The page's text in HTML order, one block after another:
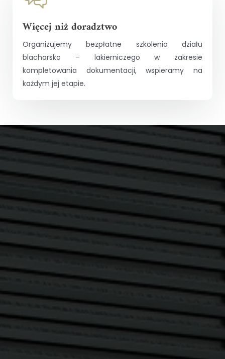
Więcej niż doradztwo
Organizujemy bezpłatne szkolenia działu
blacharsko – lakierniczego w zakresie
kompletowania dokumentacji, wspieramy na
każdym jej etapie.